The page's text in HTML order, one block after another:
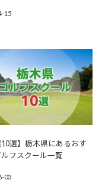
15
10選】栃木県にあるおす
フスクール一覧
03